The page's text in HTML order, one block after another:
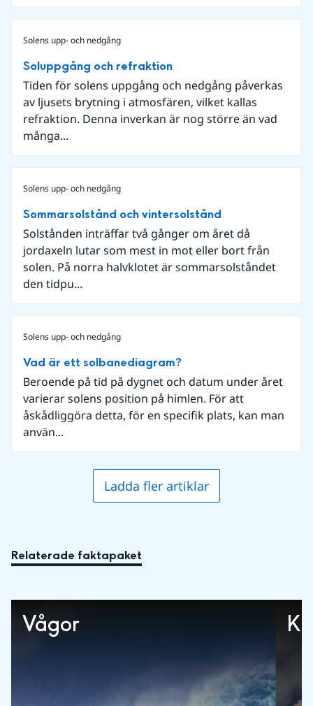
Solens upp- och nedgång
Soluppgång och refraktion
Tiden för solens uppgång och nedgång påverkas
av ljusets brytning i atmosfären, vilket kallas
refraktion. Denna inverkan är nog större än vad
många...
Solens upp- och nedgång
Sommarsolstånd och vintersolstånd
Solstånden inträffar två gånger om året då
jordaxeln lutar som mest in mot eller bort från
solen. På norra halvklotet är sommarsolståndet
den tidpu...
Solens upp- och nedgång
Vad är ett solbanediagram?
Beroende på tid på dygnet och datum under året
varierar solens position på himlen. För att
åskådliggöra detta, för en specifik plats, kan man
använ...
Ladda fler artiklar
Relaterade faktapaket
Vågor